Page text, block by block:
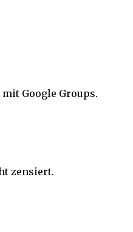
Google Groups.
zensiert.